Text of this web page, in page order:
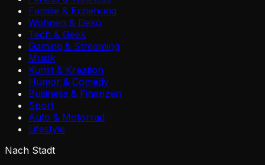
Familie & Erziehung
Wohnen & Deko
Tech & Geek
Gaming & Streaming
Musik
Kunst & Kreation
Humor & Comedy
Business & Finanzen
Sport
Auto & Motorrad
Lifestyle
Nach Stadt